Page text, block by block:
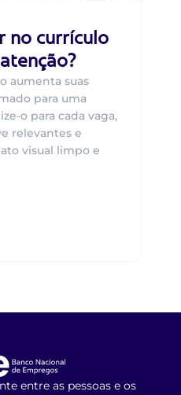
no currículo
aumenta suas
para uma
o para cada vaga,
relevantes e
visual limpo e
entre as pessoas e os